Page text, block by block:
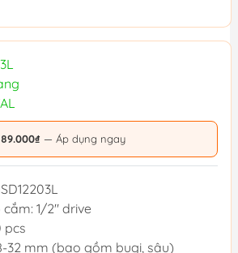
89.000₫ — Áp dụng ngay
1/2" drive
pcs
32 mm (bao gồm bugi, sâu)